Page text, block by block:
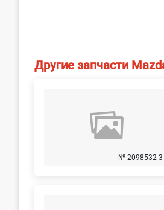
Другие запчасти
№ 2098532-3